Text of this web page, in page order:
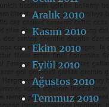
Aralık 2010
Kasım 2010
Ekim 2010
Eylül 2010
Ağustos 2010
Temmuz 2010